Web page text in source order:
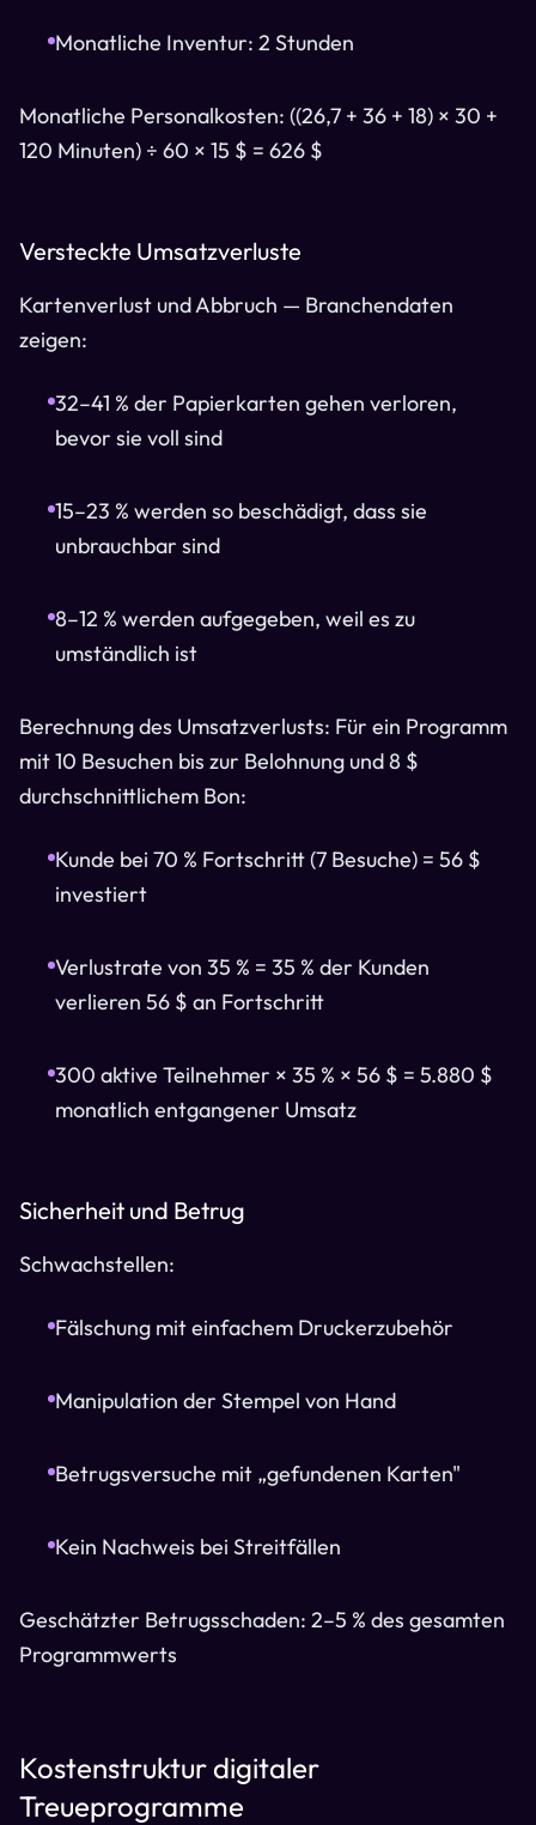
Monatliche Inventur: 2 Stunden
Monatliche Personalkosten: ((26,7 + 36 + 18) × 30 +
120 Minuten) ÷ 60 × 15 $ = 626 $
Versteckte Umsatzverluste
Kartenverlust und Abbruch — Branchendaten
zeigen:
32–41 % der Papierkarten gehen verloren,
bevor sie voll sind
15–23 % werden so beschädigt, dass sie
unbrauchbar sind
8–12 % werden aufgegeben, weil es zu
umständlich ist
Berechnung des Umsatzverlusts: Für ein Programm
mit 10 Besuchen bis zur Belohnung und 8 $
durchschnittlichem Bon:
Kunde bei 70 % Fortschritt (7 Besuche) = 56 $
investiert
Verlustrate von 35 % = 35 % der Kunden
verlieren 56 $ an Fortschritt
300 aktive Teilnehmer × 35 % × 56 $ = 5.880 $
monatlich entgangener Umsatz
Sicherheit und Betrug
Schwachstellen:
Fälschung mit einfachem Druckerzubehör
Manipulation der Stempel von Hand
Betrugsversuche mit „gefundenen Karten"
Kein Nachweis bei Streitfällen
Geschätzter Betrugsschaden: 2–5 % des gesamten
Programmwerts
Kostenstruktur digitaler
Treueprogramme